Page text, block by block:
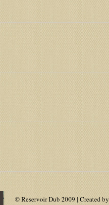
© Reservoir Dub 2009 | Created by